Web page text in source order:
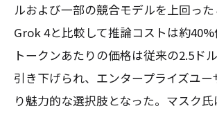
ルおよび一部の競合モデルを上回った
Grok 4と比較して推論コストは約
トークンあたりの価格は従来の2.5ド
引き下げられ、エンタープライズユー
り魅力的な選択肢となった。マスク